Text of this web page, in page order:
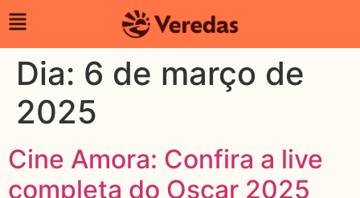
Dia: 6 de março de
2025
Cine Amora: Confira a live
completa do Oscar 2025